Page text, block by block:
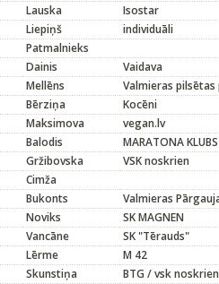
Lauska
Isostar
Liepiņš
individuāli
Patmalnieks
Dainis
Vaidava
Mellēns
Valmieras pilsētas
Bērziņa
Kocēni
Maksimova
vegan.lv
Balodis
MARATONA KLUBS
Gržibovska
VSK noskrien
Cimža
Bukonts
Valmieras
Noviks
SK MAGNEN
Vancāne
SK "Tērauds"
Lērme
M 42
Skunstiņa
BTG / vsk noskrien